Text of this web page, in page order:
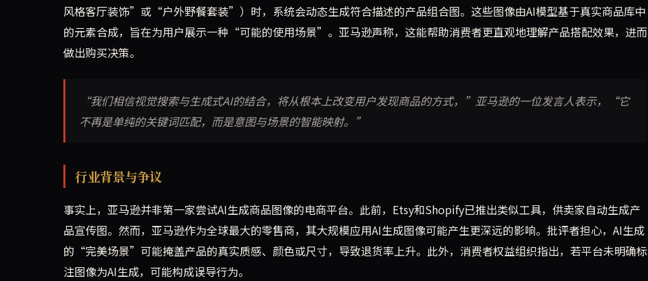
风格客厅装饰”或“户外野餐套装”）时，系统会动态生成符合描述的产品组合图。这些图像由AI模型基于真实商品库中
的元素合成，旨在为用户展示一种“可能的使用场景”。亚马逊声称，这能帮助消费者更直观地理解产品搭配效果，进而
做出购买决策。
“我们相信视觉搜索与生成式AI的结合，将从根本上改变用户发现商品的方式，”亚马逊的一位发言人表示，“它
不再是单纯的关键词匹配，而是意图与场景的智能映射。”
行业背景与争议
事实上，亚马逊并非第一家尝试AI生成商品图像的电商平台。此前，Etsy和Shopify已推出类似工具，供卖家自动生成产
品宣传图。然而，亚马逊作为全球最大的零售商，其大规模应用AI生成图像可能产生更深远的影响。批评者担心，AI生成
的“完美场景”可能掩盖产品的真实质感、颜色或尺寸，导致退货率上升。此外，消费者权益组织指出，若平台未明确标
注图像为AI生成，可能构成误导行为。